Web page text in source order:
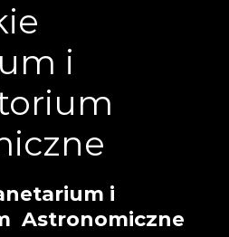
i
i
Astronomiczne